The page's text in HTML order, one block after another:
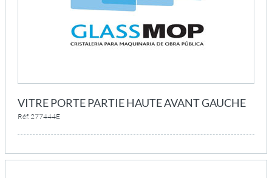
VITRE PORTE PARTIE HAUTE AVANT GAUCHE
Réf. 277444E